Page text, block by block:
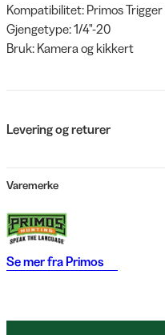
Kompatibilitet: Primos
Gjengetype: 1/4"-20
Bruk: Kamera og kikkert
Levering og returer
Varemerke
Se mer fra Primos